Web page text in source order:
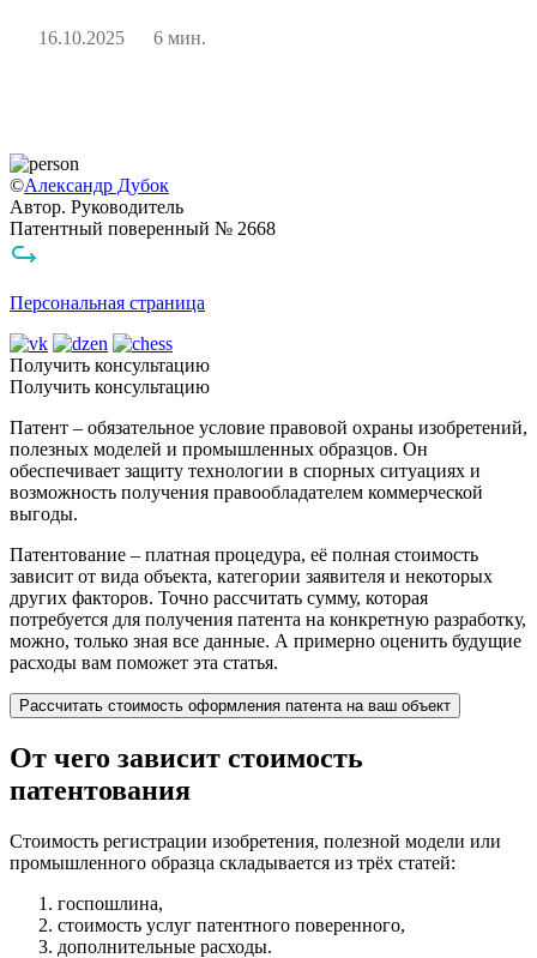
16.10.2025 6 мин.
©Александр Дубок
Автор. Руководитель
Патентный поверенный № 2668
Персональная страница
Получить консультацию
Получить консультацию
Патент – обязательное условие правовой охраны изобретений,
полезных моделей и промышленных образцов. Он
обеспечивает защиту технологии в спорных ситуациях и
возможность получения правообладателем коммерческой
выгоды.
Патентование – платная процедура, её полная стоимость
зависит от вида объекта, категории заявителя и некоторых
других факторов. Точно рассчитать сумму, которая
потребуется для получения патента на конкретную разработку,
можно, только зная все данные. А примерно оценить будущие
расходы вам поможет эта статья.
Раcсчитать стоимость оформления патента на ваш объект
От чего зависит стоимость
патентования
Стоимость регистрации изобретения, полезной модели или
промышленного образца складывается из трёх статей:
госпошлина,
стоимость услуг патентного поверенного,
дополнительные расходы.